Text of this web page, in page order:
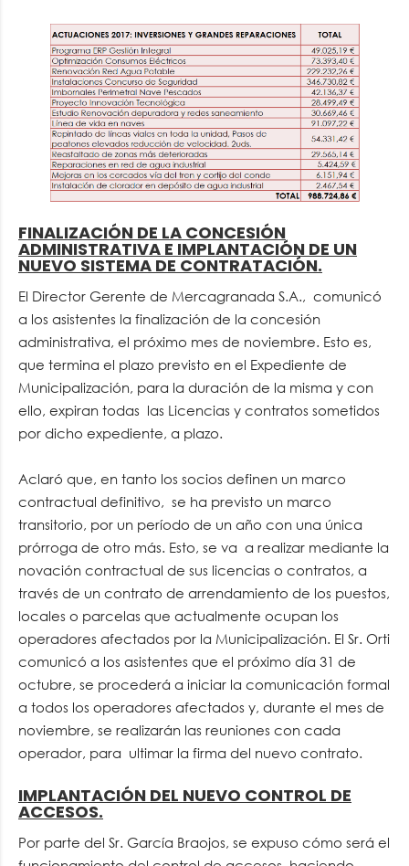
FINALIZACIÓN DE LA CONCESIÓN
ADMINISTRATIVA E IMPLANTACIÓN DE UN
NUEVO SISTEMA DE CONTRATACIÓN.
El Director Gerente de Mercagranada S.A., comunicó
a los asistentes la finalización de la concesión
administrativa, el próximo mes de noviembre. Esto es,
que termina el plazo previsto en el Expediente de
Municipalización, para la duración de la misma y con
ello, expiran todas las Licencias y contratos sometidos
por dicho expediente, a plazo.
Aclaró que, en tanto los socios definen un marco
contractual definitivo, se ha previsto un marco
transitorio, por un período de un año con una única
prórroga de otro más. Esto, se va a realizar mediante la
novación contractual de sus licencias o contratos, a
través de un contrato de arrendamiento de los puestos,
locales o parcelas que actualmente ocupan los
operadores afectados por la Municipalización. El Sr. Orti
comunicó a los asistentes que el próximo día 31 de
octubre, se procederá a iniciar la comunicación formal
a todos los operadores afectados y, durante el mes de
noviembre, se realizarán las reuniones con cada
operador, para ultimar la firma del nuevo contrato.
IMPLANTACIÓN DEL NUEVO CONTROL DE
ACCESOS.
Por parte del Sr. García Braojos, se expuso cómo será el